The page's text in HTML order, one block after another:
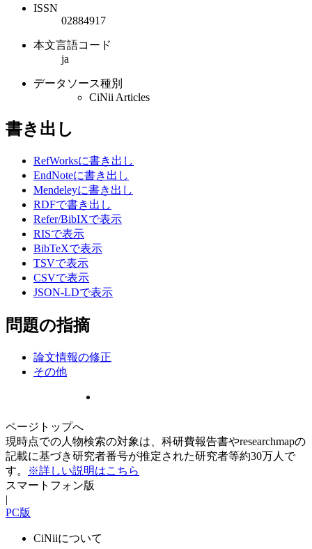
ISSN
02884917
本文言語コード
ja
データソース種別
CiNii Articles
書き出し
RefWorksに書き出し
EndNoteに書き出し
Mendeleyに書き出し
RDFで書き出し
Refer/BibIXで表示
RISで表示
BibTeXで表示
TSVで表示
CSVで表示
JSON-LDで表示
問題の指摘
論文情報の修正
その他
ページトップへ
現時点での人物検索の対象は、科研費報告書やresearchmapの
記載に基づき研究者番号が推定された研究者等約30万人で
す。
※詳しい説明はこちら
スマートフォン版
|
PC版
CiNiiについて